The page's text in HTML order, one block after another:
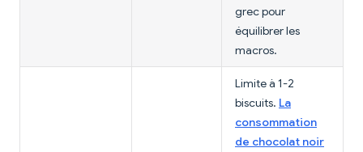
grec pour
équilibrer les
macros.
Limite à 1-2
biscuits. La
consommation
de chocolat noir